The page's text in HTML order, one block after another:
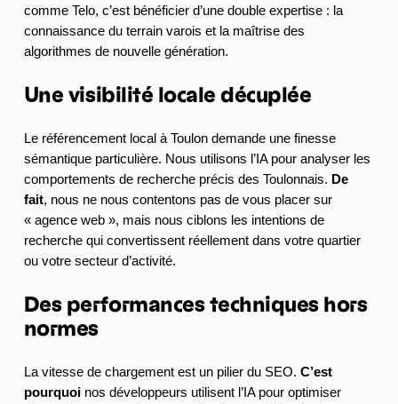
comme Telo, c’est bénéficier d’une double expertise : la
connaissance du terrain varois et la maîtrise des
algorithmes de nouvelle génération.
Une visibilité locale décuplée
Le référencement local à Toulon demande une finesse
sémantique particulière. Nous utilisons l’IA pour analyser les
comportements de recherche précis des Toulonnais. De
fait, nous ne nous contentons pas de vous placer sur
« agence web », mais nous ciblons les intentions de
recherche qui convertissent réellement dans votre quartier
ou votre secteur d’activité.
Des performances techniques hors
normes
La vitesse de chargement est un pilier du SEO. C’est
pourquoinos développeurs utilisent l’IA pour optimiser